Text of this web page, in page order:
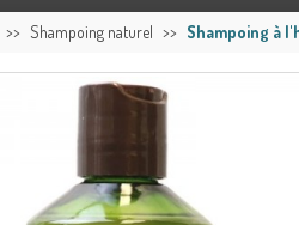
Shampoing naturel Shampoing à